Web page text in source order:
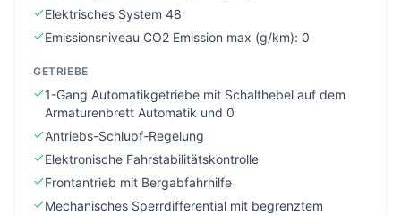
Elektrisches System 48
Emissionsniveau CO2 Emission max (g/km): 0
GETRIEBE
1-Gang Automatikgetriebe mit Schalthebel auf dem
Armaturenbrett Automatik und 0
Antriebs-Schlupf-Regelung
Elektronische Fahrstabilitätskontrolle
Frontantrieb mit Bergabfahrhilfe
Mechanisches Sperrdifferential mit begrenztem